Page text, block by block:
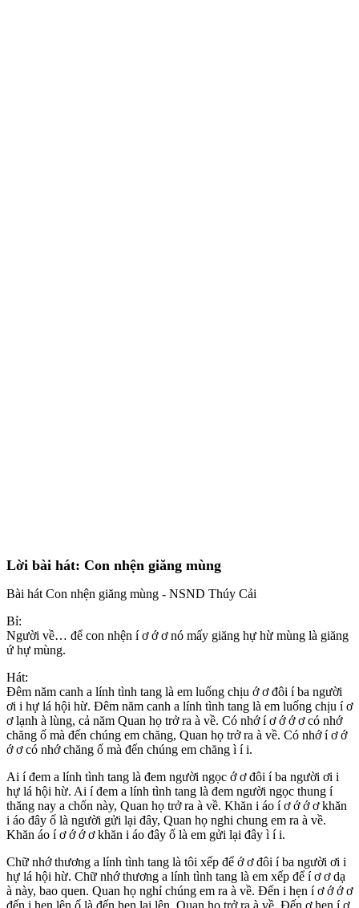
Lời bài hát: Con nhện giăng mùng
Bài hát Con nhện giăng mùng - NSND Thúy Cải
Bỉ:
Người về… để con nhện í ơ ớ ơ nó mấy giăng hự hừ mùng là giăng
ứ hự mùng.
Hát:
Đêm năm canh a lính tình tang là em luống chịu ớ ơ đôi í ba người
ơi i hự lá hội hừ. Đêm năm canh a lính tình tang là em luống chịu í ơ
ơ lạnh à lùng, cả năm Quan họ trở ra à về. Có nhớ í ơ ớ ớ ơ có nhớ
chăng ố mà đến chúng em chăng, Quan họ trở ra à về. Có nhớ í ơ ớ
ớ ơ có nhớ chăng ố mà đến chúng em chăng ì í i.
Ai í đem a lính tình tang là đem người ngọc ớ ơ đôi í ba người ơi i
hự lá hội hừ. Ai í đem a lính tình tang là đem người ngọc thung í
thăng nay a chốn này, Quan họ trở ra à về. Khăn i áo í ơ ớ ớ ơ khăn
i áo đây ố là người gửi lại đây, Quan họ nghi chung em ra à về.
Khăn áo í ơ ớ ớ ơ khăn i áo đây ố là em gửi lại đây ì í i.
Chữ nhớ thương a lính tình tang là tôi xếp để ớ ơ đôi í ba người ơi i
hự lá hội hừ. Chữ nhớ thương a lính tình tang là em xếp để í ơ ơ dạ
à này, bao quen. Quan họ nghỉ chúng em ra à về. Đến i hẹn í ơ ớ ớ ơ
đến i hẹn lên ố là đến hẹn lại lên, Quan họ trở ra à về. Đến ơ hẹn í ơ